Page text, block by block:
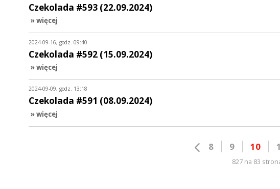
Czekolada #593 (22.09.2024)
» więcej
2024-09-16, godz. 09:40
Czekolada #592 (15.09.2024)
» więcej
2024-09-09, godz. 13:18
Czekolada #591 (08.09.2024)
» więcej
8 9 10
827 na 83